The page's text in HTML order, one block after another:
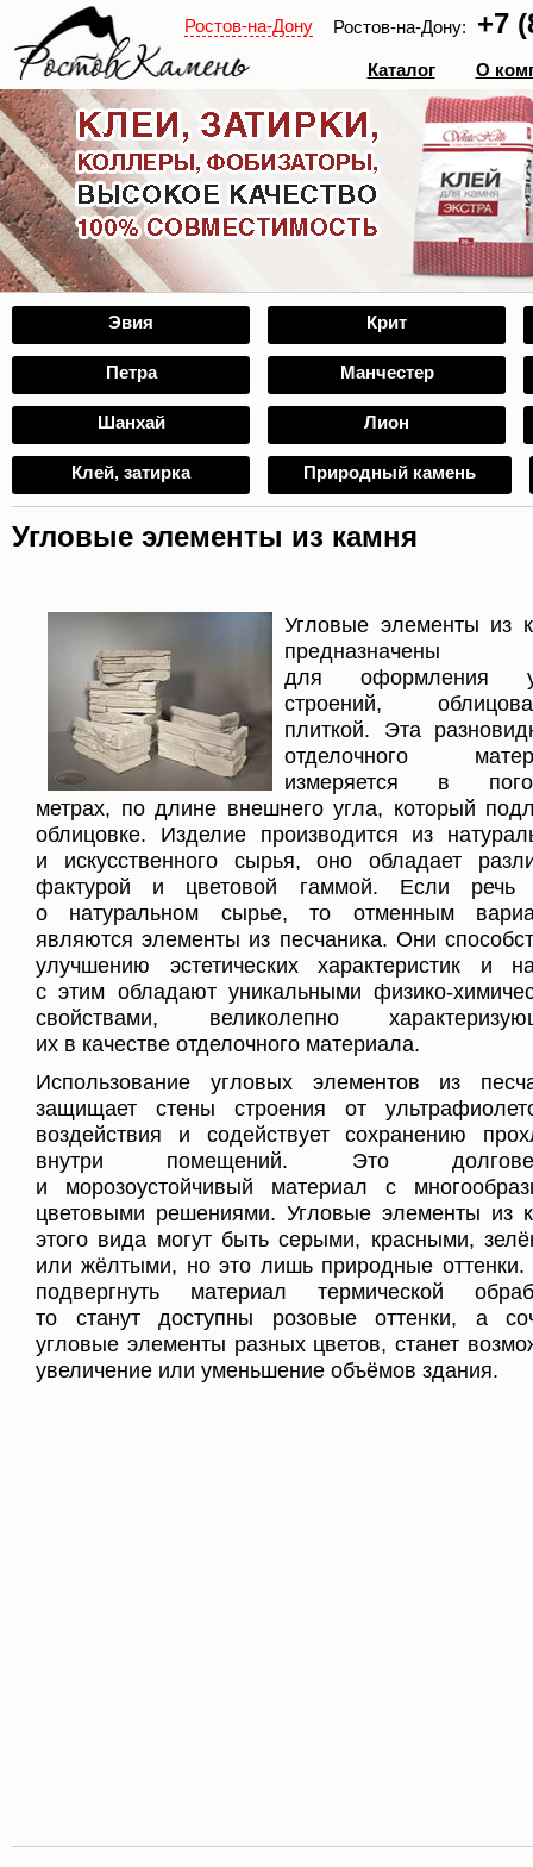
Ростов-на-Дону Ростов-на-Дону: +7
Каталог О
Эвия Крит
Петра Манчестер
Шанхай Лион
Клей, затирка Природный камень
Угловые элементы из камня
Угловые элементы из
предназначены
для оформления
строений,
плиткой. Эта
отделочного
измеряется в
метрах, по длине внешнего угла, который
облицовке. Изделие производится из
и искусственного сырья, оно обладает
фактурой и цветовой гаммой. Если речь
о натуральном сырье, то отменным
являются элементы из песчаника. Они
улучшению эстетических характеристик и
с этим обладают уникальными физико-
свойствами, великолепно
их в качестве отделочного материала.
Использование угловых элементов из
защищает стены строения от
воздействия и содействует сохранению
внутри помещений. Это
и морозоустойчивый материал с
цветовыми решениями. Угловые элементы из
этого вида могут быть серыми, красными,
или жёлтыми, но это лишь природные оттенки.
подвергнуть материал термической
то станут доступны розовые оттенки, а
угловые элементы разных цветов, станет
увеличение или уменьшение объёмов здания.